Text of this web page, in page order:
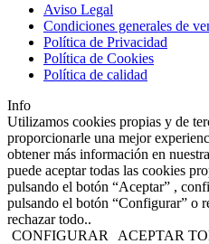
Aviso Legal
Condiciones generales de
Política de Privacidad
Política de Cookies
Política de calidad
Info
Utilizamos cookies propias y de
proporcionarle una mejor
obtener más información en nuestra
puede aceptar todas las cookies
pulsando el botón “Aceptar” ,
pulsando el botón “Configurar” o
rechazar todo..
CONFIGURAR
ACEPTAR